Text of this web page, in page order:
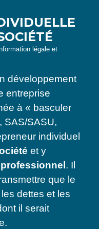
légale et
développement
entreprise
à « basculer
SAS/SASU,
individuel
et y
. Il
que le
dettes et les
il serait